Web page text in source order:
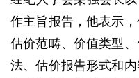
作主旨报告，他表示，
估价范畴、价值类型
法、估价报告形式和